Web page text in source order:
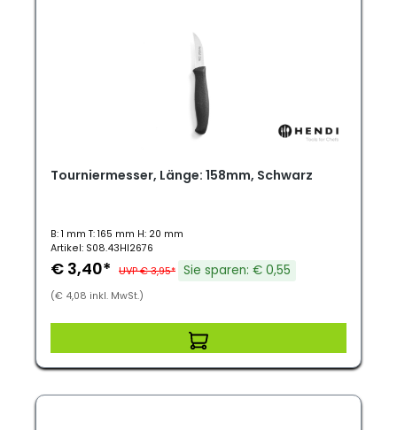
Tourniermesser, Länge: 158mm, Schwarz
B: 1 mm T: 165 mm H: 20 mm
Artikel: S08.43HI2676
€ 3,40* UVP € 3,95* Sie sparen: € 0,55
(€ 4,08 inkl. MwSt.)